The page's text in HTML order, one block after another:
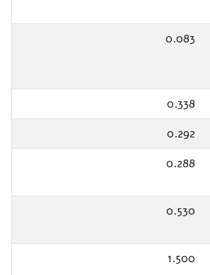
0.083
0.338
0.292
0.288
0.530
1.500